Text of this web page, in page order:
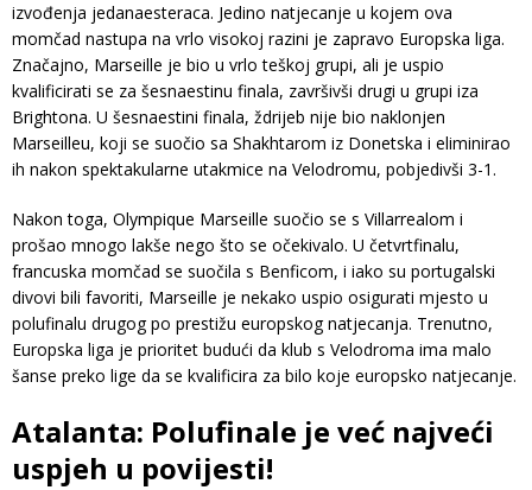
izvođenja jedanaesteraca. Jedino natjecanje u kojem ova
momčad nastupa na vrlo visokoj razini je zapravo Europska liga.
Značajno, Marseille je bio u vrlo teškoj grupi, ali je uspio
kvalificirati se za šesnaestinu finala, završivši drugi u grupi iza
Brightona. U šesnaestini finala, ždrijeb nije bio naklonjen
Marseilleu, koji se suočio sa Shakhtarom iz Donetska i eliminirao
ih nakon spektakularne utakmice na Velodromu, pobjedivši 3-1.
Nakon toga, Olympique Marseille suočio se s Villarrealom i
prošao mnogo lakše nego što se očekivalo. U četvrtfinalu,
francuska momčad se suočila s Benficom, i iako su portugalski
divovi bili favoriti, Marseille je nekako uspio osigurati mjesto u
polufinalu drugog po prestižu europskog natjecanja. Trenutno,
Europska liga je prioritet budući da klub s Velodroma ima malo
šanse preko lige da se kvalificira za bilo koje europsko natjecanje.
Atalanta: Polufinale je već najveći
uspjeh u povijesti!